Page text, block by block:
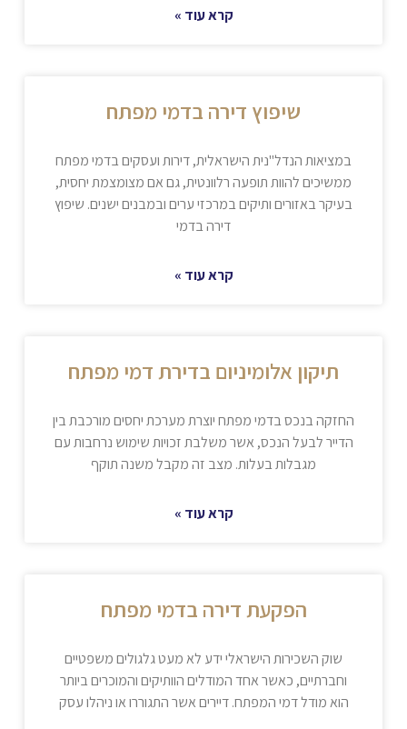
קרא עוד »
שיפוץ דירה בדמי מפתח
במציאות הנדל"נית הישראלית, דירות ועסקים בדמי מפתח
ממשיכים להוות תופעה רלוונטית, גם אם מצומצמת יחסית,
בעיקר באזורים ותיקים במרכזי ערים ובמבנים ישנים. שיפוץ
דירה בדמי
קרא עוד »
תיקון אלומיניום בדירת דמי מפתח
החזקה בנכס בדמי מפתח יוצרת מערכת יחסים מורכבת בין
הדייר לבעל הנכס, אשר משלבת זכויות שימוש נרחבות עם
מגבלות בעלות. מצב זה מקבל משנה תוקף
קרא עוד »
הפקעת דירה בדמי מפתח
שוק השכירות הישראלי ידע לא מעט גלגולים משפטיים
וחברתיים, כאשר אחד המודלים הוותיקים והמוכרים ביותר
הוא מודל דמי המפתח. דיירים אשר התגוררו או ניהלו עסק